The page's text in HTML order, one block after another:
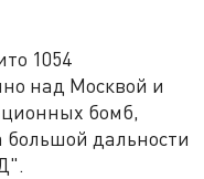
1054
над Москвой и
бомб,
дальности